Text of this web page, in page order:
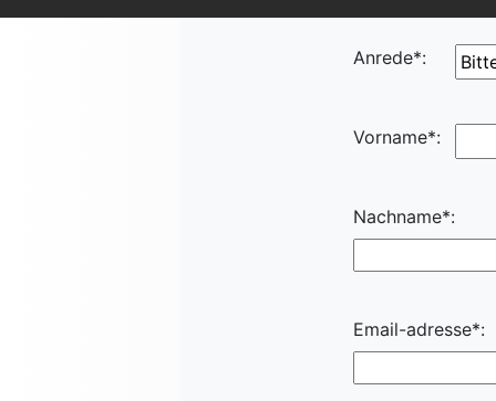
Anrede*:
Vorname*:
Nachname*:
Email-adresse*: